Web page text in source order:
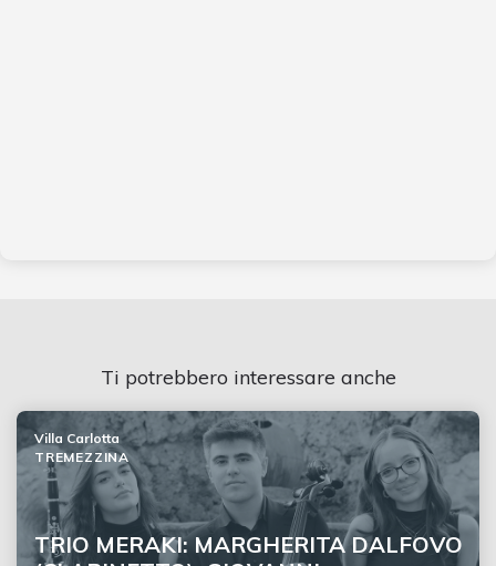
Ti potrebbero interessare anche
TRIO MERAKI: MARGHERITA DALFOVO
Villa Carlotta
TREMEZZINA